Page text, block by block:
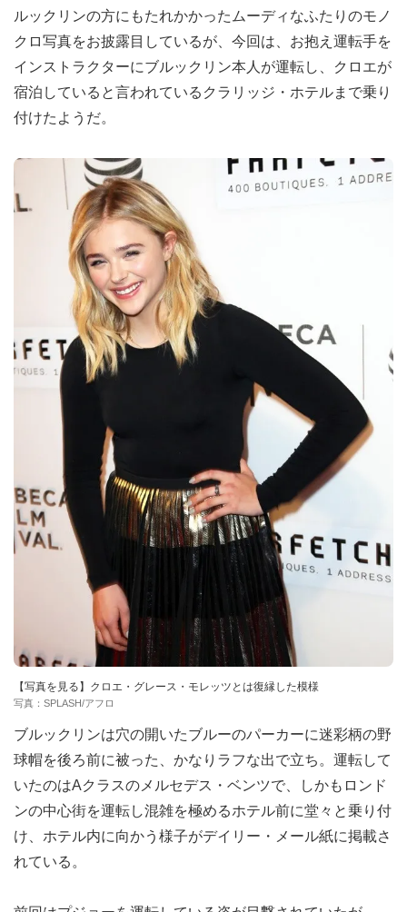
ルックリンの方にもたれかかったムーディなふたりのモノ
クロ写真をお披露目しているが、今回は、お抱え運転手を
インストラクターにブルックリン本人が運転し、クロエが
宿泊していると言われているクラリッジ・ホテルまで乗り
付けたようだ。
【写真を見る】クロエ・グレース・モレッツとは復縁した模様
写真：SPLASH/アフロ
ブルックリンは穴の開いたブルーのパーカーに迷彩柄の野
球帽を後ろ前に被った、かなりラフな出で立ち。運転して
いたのはAクラスのメルセデス・ベンツで、しかもロンド
ンの中心街を運転し混雑を極めるホテル前に堂々と乗り付
け、ホテル内に向かう様子がデイリー・メール紙に掲載さ
れている。